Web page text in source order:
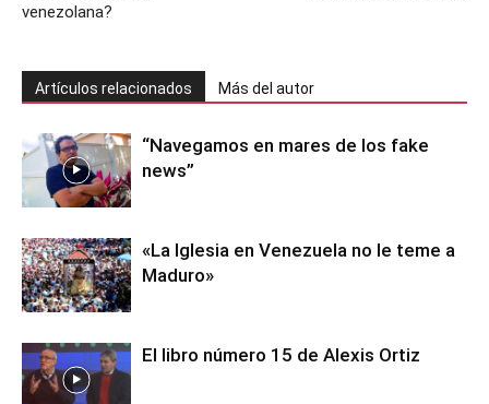
venezolana?
Artículos relacionados Más del autor
“Navegamos en mares de los fake
news”
«La Iglesia en Venezuela no le teme a
Maduro»
El libro número 15 de Alexis Ortiz